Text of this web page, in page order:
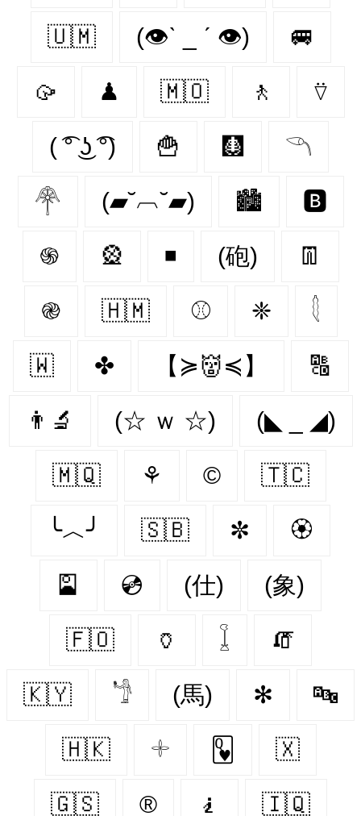
🇺🇲 (👁ˋ _ ˊ 👁) 🚐
🥠 ♟ 🇲🇴 🚶‍ ⍢
( ͡° ͜ʖ ͡°) 🍟 🩻 𓆹
𓋇 (▰˘︹˘▰) 🏙 🅱️
֍ 🎡 ◾ (砲) 👖
֎ 🇭🇲 ⚾️ ❈ 𓇛
🇼‌ ✤ 【≽👹≼】 🔠
👨‍🔬 (☆ ｗ ☆) (◣ _ ◢)
🇲🇶 ⚘ © 🇹🇨
╰︿╯ 🇸🇧 ✼ 🏵️
🎴 💿 (仕) (象)
🇫🇴 🏺 𓆼 🧯
🇰🇾 𓁙 (馬) ✻ 🔤
🇭🇰 𓇬 🂽 🇽‌
🇬🇸 ® 🧎 🇮🇶